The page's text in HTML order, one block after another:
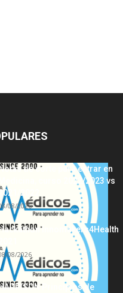
Notas de corte para entrar en
Medicina, curso 2022/2023 vs
2022
08/2026
Hackathon Innomakers4Health
08/2026
HARRISON Principios de